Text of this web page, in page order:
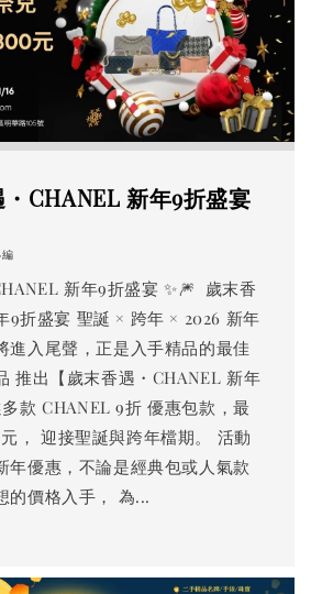
・CHANEL 新年9折盛宴
新年9折盛宴 ✨🎆 ​ 歲末香
9折盛宴 聖誕 × 跨年 × 2026 新年
進入尾聲，正是入手精品的最佳
推出【歲末香遇・CHANEL 新年
款 CHANEL 9折 優惠包款，最
， 迎接聖誕與跨年檔期。 活動
年優惠，不論是經典包或人氣款
的價格入手， 為...